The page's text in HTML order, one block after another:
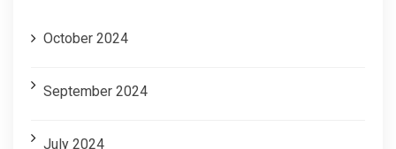
October 2024
September 2024
July 2024